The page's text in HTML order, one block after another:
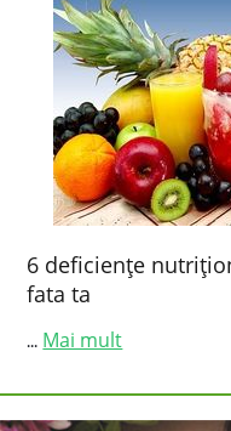
6 deficienţe
fata ta
... Mai mult